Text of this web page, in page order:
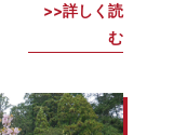
詳しく読
む